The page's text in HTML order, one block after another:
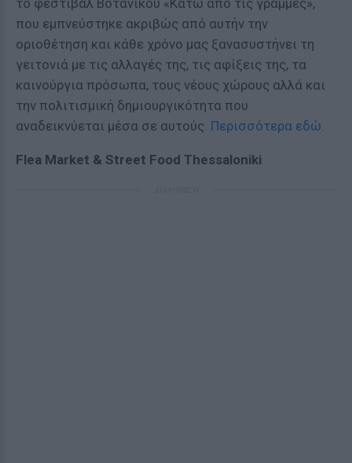
το φεστιβάλ Βοτανικού «Κάτω από τις γραμμές»,
που εμπνεύστηκε ακριβώς από αυτήν την
οριοθέτηση και κάθε χρόνο μας ξανασυστήνει τη
γειτονιά με τις αλλαγές της, τις αφίξεις της, τα
καινούργια πρόσωπα, τους νέους χώρους αλλά και
την πολιτισμική δημιουργικότητα που
αναδεικνύεται μέσα σε αυτούς. Περισσότερα εδώ.
Flea Market & Street Food Thessaloniki